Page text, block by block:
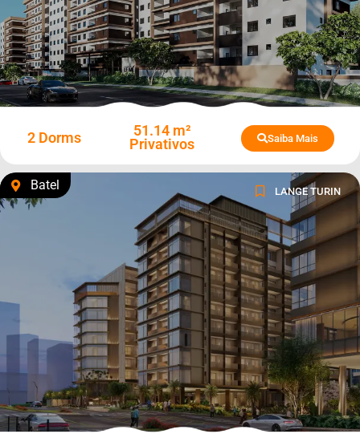
2 Dorms
51.14 m²
Privativos
Saiba Mais
Batel LANGE TURIN